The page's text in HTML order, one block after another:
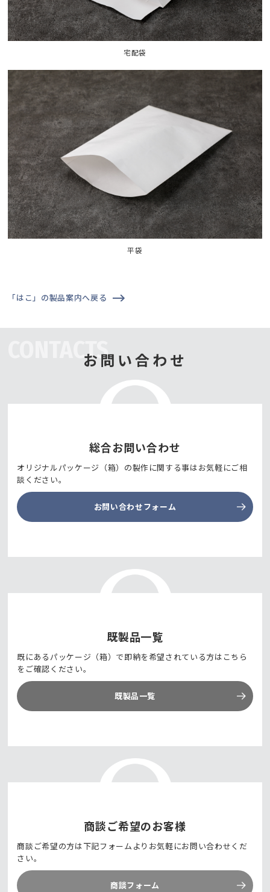
宅配袋
平袋
「はこ」の製品案内へ戻る
お問い合わせ
CONTACTS
総合お問い合わせ
オリジナルパッケージ（箱）の製作に関する事はお気軽にご相
談ください。
お問い合わせフォーム
既製品一覧
既にあるパッケージ（箱）で即納を希望されている方はこちら
をご確認ください。
既製品一覧
商談ご希望のお客様
商談ご希望の方は下記フォームよりお気軽にお問い合わせくだ
さい。
商談フォーム